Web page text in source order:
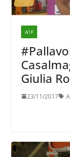
A1F
Giulia
23/11/2017